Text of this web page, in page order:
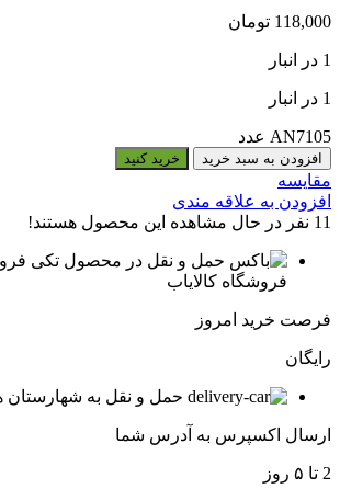
118,000 تومان
1 در انبار
1 در انبار
AN7105 عدد
افزودن به سبد خرید خرید کنید
مقایسه
افزودن به علاقه مندی
11 نفر در حال مشاهده این محصول هستند!
فروشگاه کالایاب
فرصت خرید امروز
رایگان
حمل و نقل به شهارستان
ارسال اکسپرس به آدرس شما
2 تا ۵ روز